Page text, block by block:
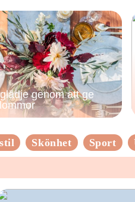
genom att ge
Skönhet Sport